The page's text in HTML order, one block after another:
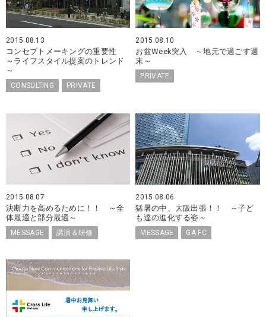
2015.08.13
コンセプトメーキングの重要性
～ライフスタイル提案のトレンド
～
CONSULTING PRIVATE
2015.08.10
お盆Week突入 ～地元で過ごす週
末～
PRIVATE
2015.08.07
決断力を高めるために！！ ～全
体最適と部分最適～
MESSAGE 講演＆研修
2015.08.06
猛暑の中、大阪出張！！ ～子ど
も達の進化する姿～
MESSAGE GA FC